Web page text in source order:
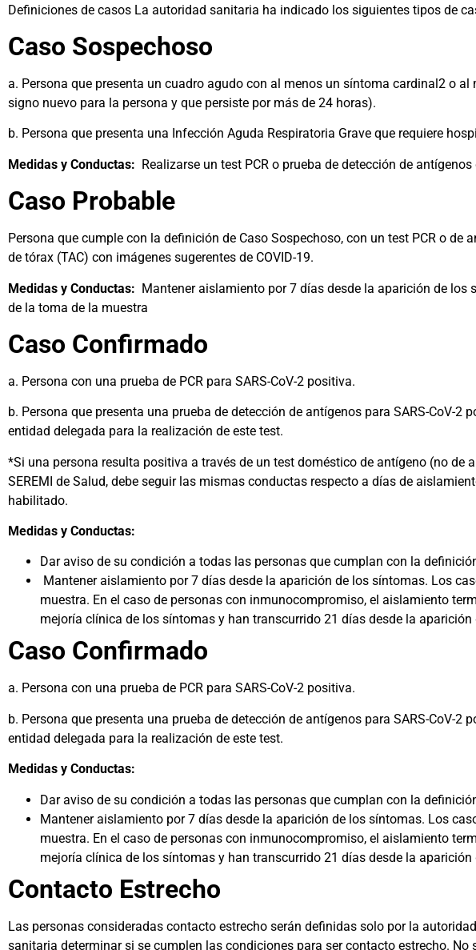
Definiciones de casos La autoridad sanitaria ha indicado los siguientes tipos de
Caso Sospechoso
a. Persona que presenta un cuadro agudo con al menos un síntoma cardinal2 o
signo nuevo para la persona y que persiste por más de 24 horas).
b. Persona que presenta una Infección Aguda Respiratoria Grave que requiere
Medidas y Conductas: Realizarse un test PCR o prueba de detección de
Caso Probable
Persona que cumple con la definición de Caso Sospechoso, con un test PCR o
de tórax (TAC) con imágenes sugerentes de COVID-19.
Medidas y Conductas: Mantener aislamiento por 7 días desde la aparición de
de la toma de la muestra
Caso Confirmado
a. Persona con una prueba de PCR para SARS-CoV-2 positiva.
b. Persona que presenta una prueba de detección de antígenos para SARS-
entidad delegada para la realización de este test.
*Si una persona resulta positiva a través de un test doméstico de antígeno (no
SEREMI de Salud, debe seguir las mismas conductas respecto a días de
habilitado.
Medidas y Conductas:
Dar aviso de su condición a todas las personas que cumplan con la
Mantener aislamiento por 7 días desde la aparición de los síntomas. Los
muestra. En el caso de personas con inmunocompromiso, el aislamiento
mejoría clínica de los síntomas y han transcurrido 21 días desde la
Caso Confirmado
a. Persona con una prueba de PCR para SARS-CoV-2 positiva.
b. Persona que presenta una prueba de detección de antígenos para SARS-
entidad delegada para la realización de este test.
Medidas y Conductas:
Dar aviso de su condición a todas las personas que cumplan con la
Mantener aislamiento por 7 días desde la aparición de los síntomas. Los
muestra. En el caso de personas con inmunocompromiso, el aislamiento
mejoría clínica de los síntomas y han transcurrido 21 días desde la
Contacto Estrecho
Las personas consideradas contacto estrecho serán definidas solo por la
sanitaria determinar si se cumplen las condiciones para ser contacto estrecho.